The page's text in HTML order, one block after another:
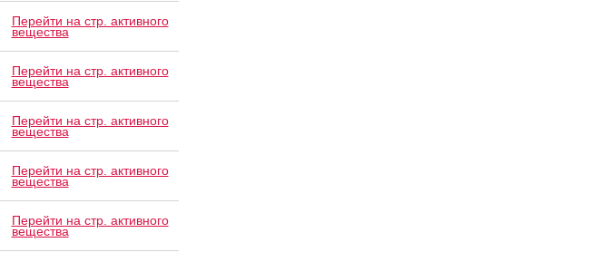
Перейти на стр. активного
вещества
Перейти на стр. активного
вещества
Перейти на стр. активного
вещества
Перейти на стр. активного
вещества
Перейти на стр. активного
вещества